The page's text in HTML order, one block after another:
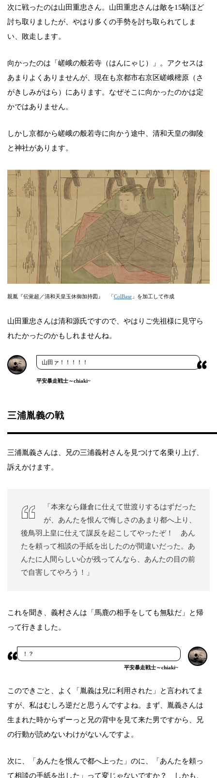
次に戦ったのは山田重忠さん。山田重忠さんは敵を15騎ほど
討ち取りましたが、やはり多くの手勢を討ち取られてしま
い、敗走します。
向かったのは「嵯峨の般若寺（はんにゃじ）」。アクセスは
あまりよくありませんが、現在も京都市右京区嵯峨樒原（さ
がきしみがはら）にあります。なぜそこに向かったのかは定
かではありません。
しかし京都から嵯峨の般若寺に向かう途中、清和天皇の御陵
と神社があります。
親胤『伝覚超／清和天皇玉休御加持図』 「ColBase 」を加工して作成
山田重忠さんは清和源氏ですので、やはりご先祖様に見守ら
れたかったのかもしれませんね。
山田ァ！！！！！
平安暴走戦士～chiaki~
三浦胤義の戦
三浦胤義さんは、兄の三浦義村さんを見つけて名乗り上げ、
訴えかけます。
「本来なら鎌倉に仕えて世渡りするはずだった
が、あんたを恨んで悔しさのあまり都へ上り、
後鳥羽上皇に仕えて謀反を起こしてやったぞ！ あん
たを頼って相談の手紙を出したのが間違いだった。あ
んたに人間らしい心が残ってんなら、あんたの目の前
で自害してやろう！」
これを聞き、義村さんは「馬鹿の相手をしても無駄だ」と帰
って行きました。
！？
平安暴走戦士～chiaki~
このできごと、よく「胤義は兄に利用された」と言われてま
すが、私はむしろ逆だと思うんですよね。まず、胤義さんは
生まれた時からずーっと兄の背中を見て来た男ですから、兄
の行動が読めないわけがないんですよ。
次に、「あんたを恨んで都へ上った」のに、「あんたを頼っ
て相談の手紙を出した」って変じゃないですか？ しかも、